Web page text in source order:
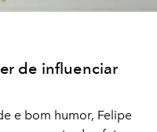
de influenciar
e bom humor, Felipe